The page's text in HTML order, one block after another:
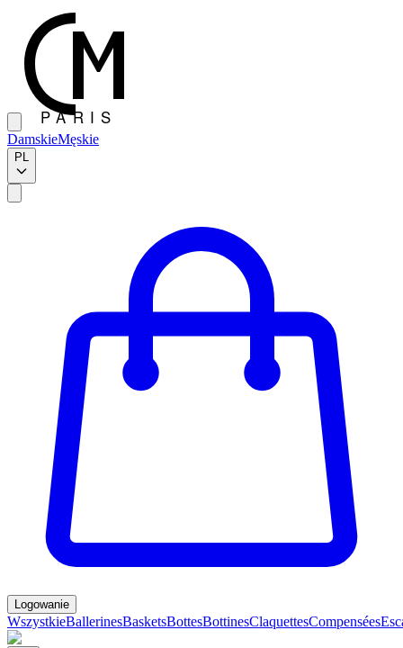
DamskieMęskie
PL
Logowanie
WszystkieBallerinesBasketsBottesBottinesClaquettesCompensées